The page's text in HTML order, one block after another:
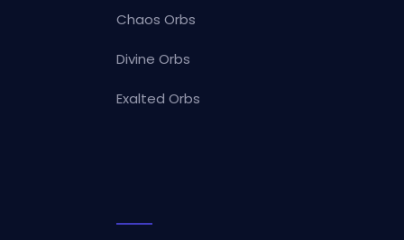
Chaos Orbs
Divine Orbs
Exalted Orbs